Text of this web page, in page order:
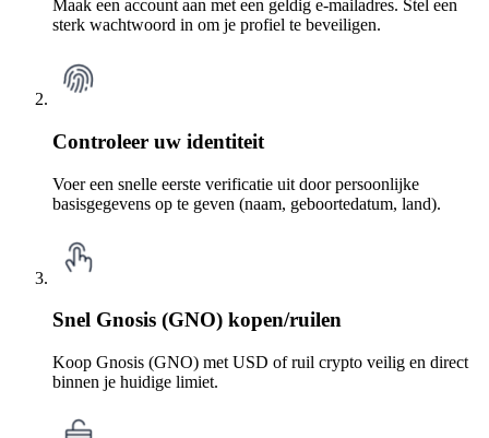
Maak een account aan met een geldig e-mailadres. Stel een
sterk wachtwoord in om je profiel te beveiligen.
Controleer uw identiteit
Voer een snelle eerste verificatie uit door persoonlijke
basisgegevens op te geven (naam, geboortedatum, land).
Snel Gnosis (GNO) kopen/ruilen
Koop Gnosis (GNO) met USD of ruil crypto veilig en direct
binnen je huidige limiet.